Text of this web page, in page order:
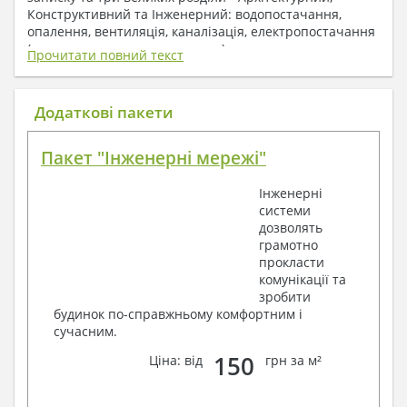
Конструктивний та Інженерний: водопостачання,
опалення, вентиляція, каналізація, електропостачання
( купується за додаткову плату ).
1. До складу Архітектурного розділу
входять:
План покрівлі
Фасади з даними зовнішніх оздоблень
Елементи прорізів – специфікація
Дані перемичок – перетин та специфікація
Обсяги основних будівельних матеріалів
Архітектурні вузли в конструкціях
2. До складу Конструктивного розділу
входять:
Загальні дані по проекту
Прочитати повний текст
Додаткові пакети
Пакет "Інженерні мережі"
Інженерні
системи
дозволять
грамотно
прокласти
комунікації та
зробити
будинок по-справжньому комфортним і
сучасним.
Ціна: від
150 грн за м²